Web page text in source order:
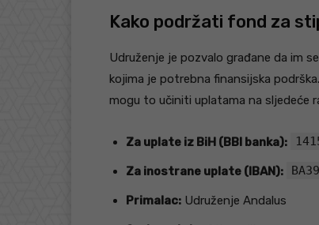
Kako podržati fond za
Udruženje je pozvalo građane da im
kojima je potrebna finansijska
mogu to učiniti uplatama na sljedeće
Za uplate iz BiH (BBI banka):
Za inostrane uplate (IBAN):
Primalac: Udruženje Andalus